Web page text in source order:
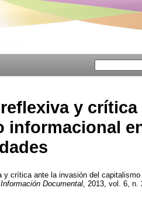
y crítica
informacional
y crítica ante la invasión del
Documental , 2013, vol. 6,